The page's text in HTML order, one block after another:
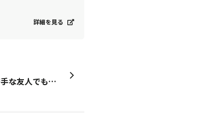
詳細を見る
友達とみんなでご飯会焼酎苦手な友人でも、だいやめなら飲めると🖤